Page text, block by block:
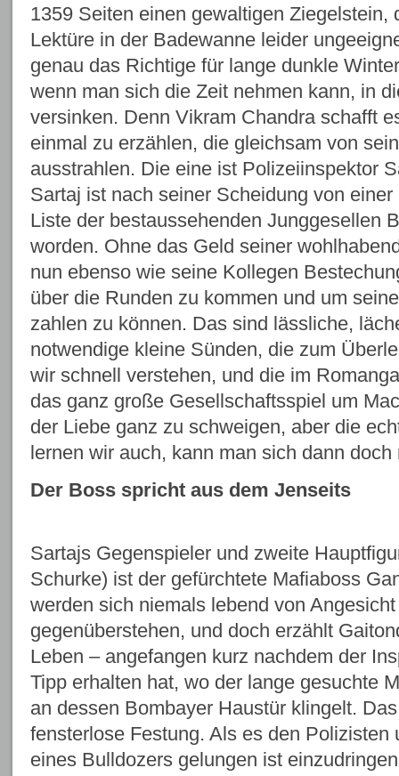
1359 Seiten einen gewaltigen Ziegelstein,
Lektüre in der Badewanne leider
genau das Richtige für lange dunkle
wenn man sich die Zeit nehmen kann, in
versinken. Denn Vikram Chandra schafft
einmal zu erzählen, die gleichsam von
ausstrahlen. Die eine ist Polizeiinspektor
Sartaj ist nach seiner Scheidung von
Liste der bestaussehenden Junggesellen
worden. Ohne das Geld seiner
nun ebenso wie seine Kollegen
über die Runden zu kommen und um
zahlen zu können. Das sind lässliche,
notwendige kleine Sünden, die zum
wir schnell verstehen, und die im
das ganz große Gesellschaftsspiel um
der Liebe ganz zu schweigen, aber die
lernen wir auch, kann man sich dann doch
Der Boss spricht aus dem Jenseits
Sartajs Gegenspieler und zweite
Schurke) ist der gefürchtete Mafiaboss
werden sich niemals lebend von
gegenüberstehen, und doch erzählt
Leben – angefangen kurz nachdem der
Tipp erhalten hat, wo der lange gesuchte
an dessen Bombayer Haustür klingelt.
fensterlose Festung. Als es den Polizisten
eines Bulldozers gelungen ist